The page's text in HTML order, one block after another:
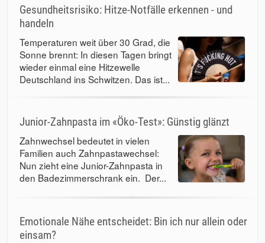
Gesundheitsrisiko: Hitze-Notfälle erkennen - und
handeln
Temperaturen weit über 30 Grad, die
Sonne brennt: In diesen Tagen bringt
wieder einmal eine Hitzewelle
Deutschland ins Schwitzen. Das ist...
Junior-Zahnpasta im «Öko-Test»: Günstig glänzt
Zahnwechsel bedeutet in vielen
Familien auch Zahnpastawechsel:
Nun zieht eine Junior-Zahnpasta in
den Badezimmerschrank ein. Der...
Emotionale Nähe entscheidet: Bin ich nur allein oder
einsam?